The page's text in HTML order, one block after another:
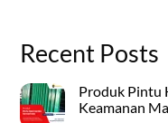
Recent Posts
Produk Pintu
Keamanan